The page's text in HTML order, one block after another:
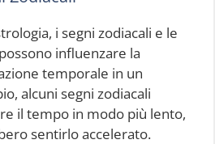
i segni zodiacali e le
influenzare la
temporale in un
alcuni segni zodiacali
il tempo in modo più lento,
sentirlo accelerato.